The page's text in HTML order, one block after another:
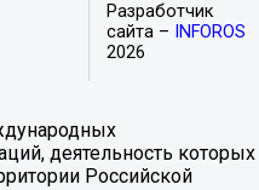
Разработчик
сайта –
INFOROS
2026
деятельность которых
Российской